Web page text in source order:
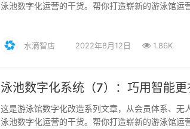
泳池数字化运营的干货。帮你打造崭新的游泳馆运
水滴智店 2022年8月12日 1.86K
泳池数字化系统（7）：巧用智能
这是游泳馆数字化改造系列文章，从会员体系、无
泳池数字化运营的干货。帮你打造崭新的游泳馆运